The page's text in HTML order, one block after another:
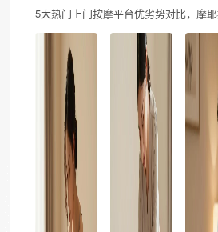
5大热门上门按摩平台优劣势对比，摩